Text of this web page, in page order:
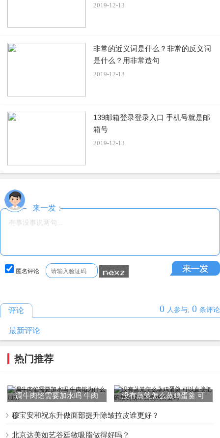
之后有鲜味，就是因为谷氨酸钠的添加。酿造方法其实和生
味极鲜中盐的含量，一般也比生抽要高，所以很多时候我们
用这种酱油，是不需要再添加盐了。
菜，单放味极鲜就可以提味、调色了!
使用味极鲜酱油以后，正常情况下一般是不需要放味素和鸡
抽都需要加一些调味料，煮制或蒸一下，以提升生抽的鲜
味。
味极鲜和生抽有什么联系
粉为主要原料，经过发酵、晾晒而成的。只不过后期加工
时，味极鲜比生抽要多添加一些东西而已，所以味极鲜比生
抽要贵上一些。
味极鲜酱油，现在基本已经取代了生抽的地位。一般家里炒
了!因为味极鲜味道，的确要比生抽好上很多。虽然两者其实
是一种东西。
标签： 味极鲜 生抽
2019-12-13
非常的近义词是什么？非常的反义词
是什么？用非常造句
2019-12-13
139邮箱登录登录入口 手机号就是邮
箱号
2019-12-13
来一发：
匿名评论
评论 0 人参与, 0 条评论
最新评论
热门推荐
调牛肉馅需要加水吗 牛肉
没有蒸笼怎么蒸鸡蛋羹 可
穆宝安和祝东升做面部提升除皱拉皮谁更好？
北京达美如艺谷廷敏吸脂做得好吗？